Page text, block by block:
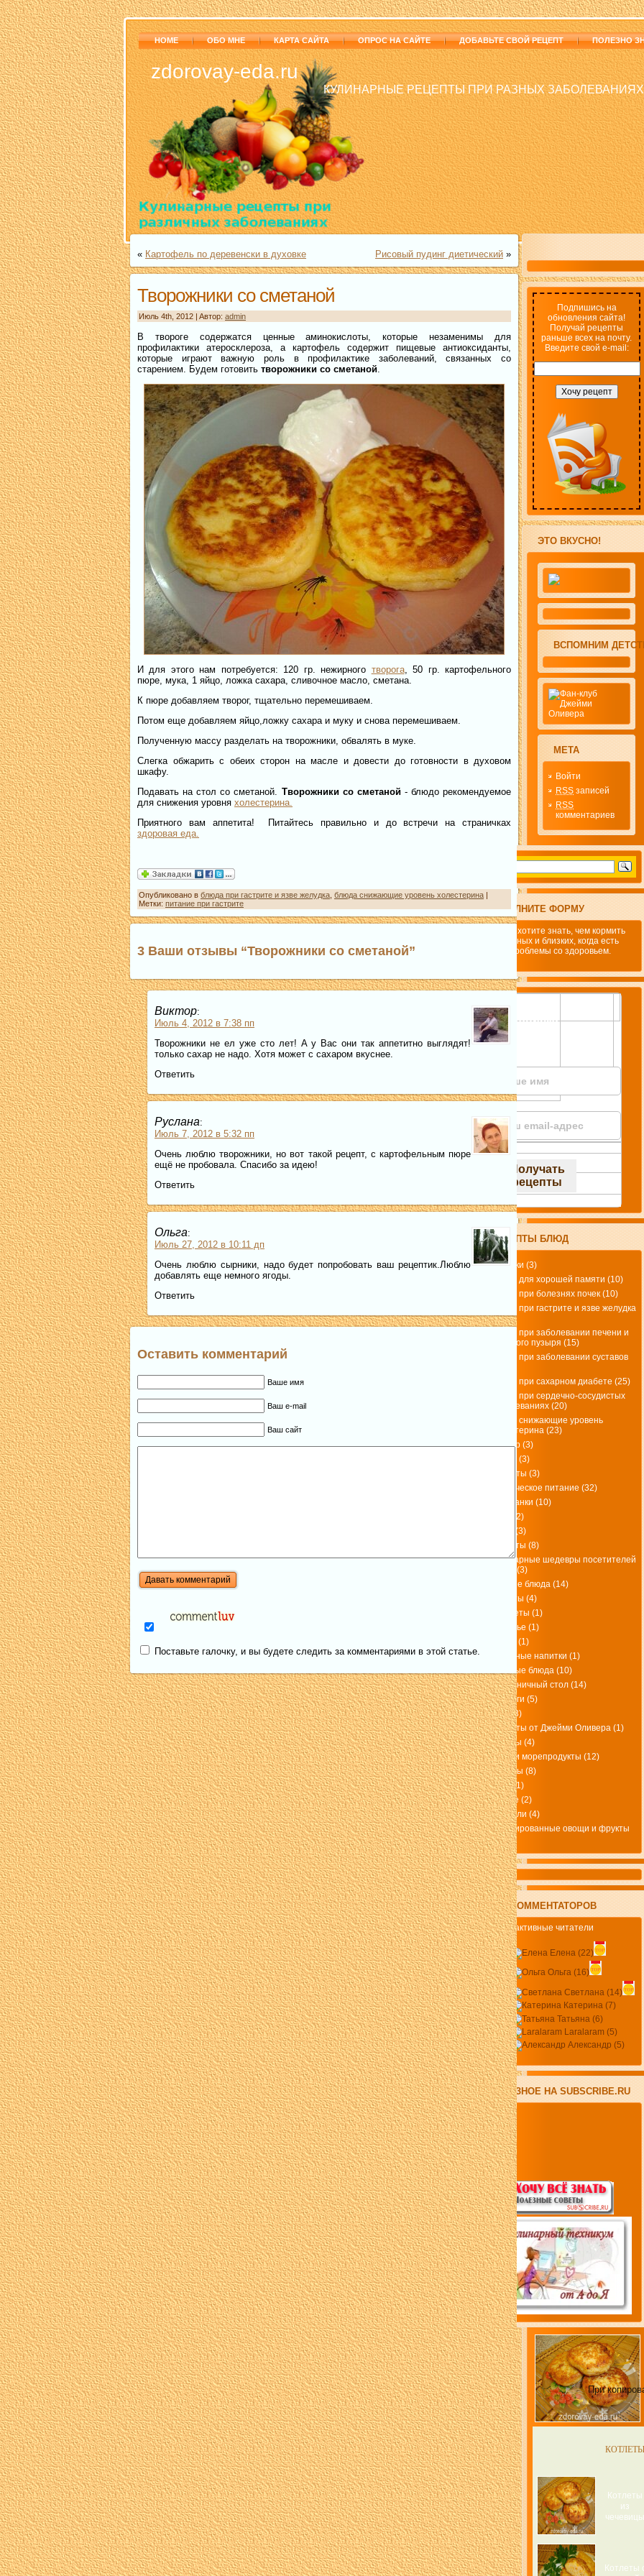
HOME ОБО МНЕ КАРТА САЙТА ОПРОС НА САЙТЕ ДОБАВЬТЕ СВОЙ РЕЦЕПТ ПОЛЕЗНО
zdorovay-eda.ru
КУЛИНАРНЫЕ РЕЦЕПТЫ ПРИ РАЗНЫХ ЗАБОЛЕВАНИЯХ
« Картофель по деревенски в духовке Рисовый пудинг диетический »
Творожники со сметаной
Июль 4th, 2012 | Aвтор: admin
В твороге содержатся ценные аминокислоты, которые незаменимы для
профилактики атеросклероза, а картофель содержит пищевые антиоксиданты,
которые играют важную роль в профилактике заболеваний, связанных со
старением. Будем готовить творожники со сметаной.
И для этого нам потребуется: 120 гр. нежирного творога, 50 гр. картофельного
пюре, мука, 1 яйцо, ложка сахара, сливочное масло, сметана.
К пюре добавляем творог, тщательно перемешиваем.
Потом еще добавляем яйцо,ложку сахара и муку и снова перемешиваем.
Полученную массу разделать на творожники, обвалять в муке.
Слегка обжарить с обеих сторон на масле и довести до готовности в духовом
шкафу.
Подавать на стол со сметаной. Творожники со сметаной- блюдо рекомендуемое
для снижения уровня холестерина.
Приятного вам аппетита! Питайтесь правильно и до встречи на страничках
здоровая еда.
Опубликовано в блюда при гастрите и язве желудка блюда снижающие уровень холестерина
Метки: питание при гастрите
3 Ваши отзывы “Творожники со сметаной”
Виктор:
Июль 4, 2012 в 7:38 пп
Творожники не ел уже сто лет! А у Вас они так аппетитно выглядят!
только сахар не надо. Хотя может с сахаром вкуснее.
Ответить
Руслана:
Июль 7, 2012 в 5:32 пп
Очень люблю творожники, но вот такой рецепт, с картофельным пюре
ещё не пробовала. Спасибо за идею!
Ответить
Ольга:
Июль 27, 2012 в 10:11 дп
Очень люблю сырники, надо будет попробовать ваш рецептик.Люблю
добавлять еще немного ягоды.
Ответить
Оставить комментарий
Ваше имя
Ваш e-mail
Ваш сайт
Поставьте галочку, и вы будете следить за комментариями в этой статье.
Подпишись на
обновления сайта!
Получай рецепты
раньше всех на почту.
Введите свой e-mail:
ЭТО ВКУСНО!
ВСПОМНИМ
МЕТА
Войти
RSS записей
RSS
комментариев
ЗАПОЛНИТЕ ФОРМУ
Если хотите знать, чем кормить
родных и близких, когда есть
проблемы со здоровьем.
Подписка
РЕЦЕПТЫ БЛЮД
Биточки (3)
блюда для хорошей памяти (10)
блюда при болезнях почек (10)
блюда при гастрите и язве желудка
(15)
блюда при заболевании печени и
желчного пузыря (15)
блюда при заболевании суставов
блюда при сахарном диабете (25)
блюда при сердечно-сосудистых
заболеваниях (20)
блюда снижающие уровень
холестерина (23)
Гарнир (3)
(3)
Десерты (3)
диетическое питание (32)
Запеканки (10)
(2)
(3)
Котлеты (8)
кулинарные шедевры посетителей
(3)
мясные блюда (14)
Омлеты (4)
Паштеты (1)
Печенье (1)
(1)
полезные напитки (1)
постные блюда (10)
Праздничный стол (14)
Пудинги (5)
Рагу(3)
рецепты от Джейми Оливера (1)
Рулеты (4)
рыба и морепродукты (12)
Салаты (8)
супы(1)
Суфле (2)
Тефтели (4)
Фаршированные овощи и фрукты
(4)
TОП КОММЕНТАТОРОВ
Самые активные читатели
Елена (22)
Ольга (16)
Светлана (14)
Катерина (7)
Татьяна (6)
Laralaram (5)
Александр (5)
ПОЛЕЗНОЕ НА SUBSCRIBE.RU
При
КОТЛЕТЫ
Котлеты
из
чечевицы
Котлеты